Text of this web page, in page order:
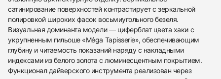
сатинирование поверхностей контрастирует с зеркальной
полировкой широких фасок восьмиугольного безеля.
Визуальная доминанта модели — циферблат цвета хаки с
укрупненным гильоше «Méga Tapisserie», обеспечивающим
глубину и читаемость показаний наряду с накладными
индексами из белого золота с люминесцентным покрытием.
Функционал дайверского инструмента реализован через